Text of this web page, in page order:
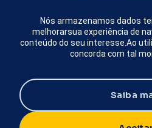
Porto:Praça Mouzinho de
Madrid:Calle Velázquez 17
Budapeste:Cimbalom utca 3/B
info@dreamshaper.com
Nós armazenamos dados
melhorarsua experiência de
conteúdo do seu interesse. Ao
concorda com tal
Saiba